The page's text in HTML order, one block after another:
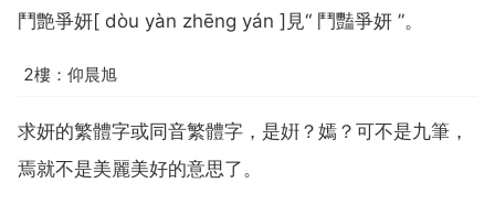
鬥艶爭妍[ dòu yàn zhēng yán ]見“ 鬥豔爭妍 ”。
2樓：仰晨旭
求妍的繁體字或同音繁體字，是姸？嫣？可不是九筆，
焉就不是美麗美好的意思了。